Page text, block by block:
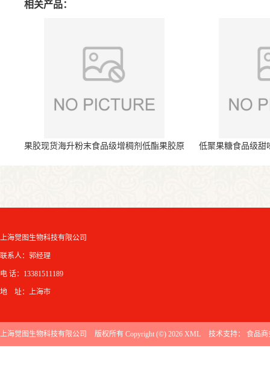
相关产品：
果胶现货海升粉末食品级增稠剂低酯果胶原
低聚果糖食品级甜
上海觉图生物科技有限公司
联系人：郭经理
电 话：13381511189
地 址：上海市
上海觉图生物科技有限公司 版权所有 Copyright (©) 2026 XML 技术支持： 食品商